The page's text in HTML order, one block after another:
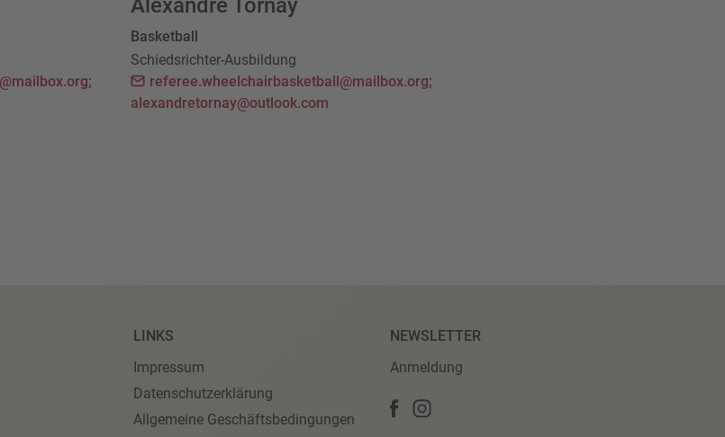
Alexandre Tornay
Basketball
Schiedsrichter-Ausbildung
referee.wheelchairbasketball@mailbox.org;
alexandretornay@outlook.com
LINKS
Impressum
Datenschutzerklärung
Allgemeine Geschäftsbedingungen
NEWSLETTER
Anmeldung